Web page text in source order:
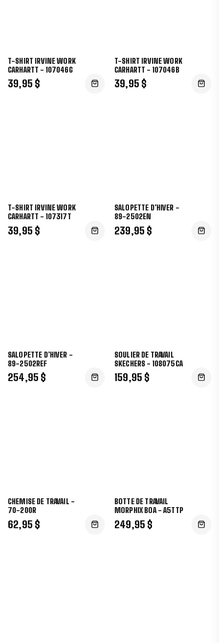
T-SHIRT IRVINE WORK
CARHARTT - 107046G
39,95 $
T-SHIRT IRVINE WORK
CARHARTT - 107046B
39,95 $
T-SHIRT IRVINE WORK
CARHARTT - 107317T
39,95 $
SALOPETTE D’HIVER -
89-2502EN
239,95 $
SALOPETTE D’HIVER -
89-2502REF
254,95 $
SOULIER DE TRAVAIL
SKECHERS - 108075CA
159,95 $
CHEMISE DE TRAVAIL -
70-200R
62,95 $
BOTTE DE TRAVAIL
MORPHIX BOA - A5TTP
249,95 $